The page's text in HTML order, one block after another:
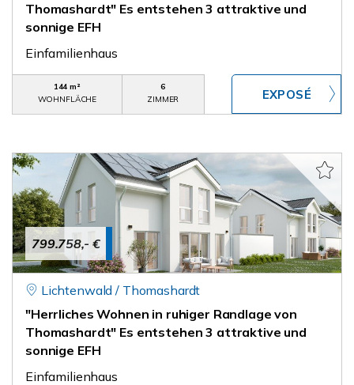
Thomashardt" Es entstehen 3 attraktive und
sonnige EFH
Einfamilienhaus
144 m²
WOHNFLÄCHE
6
ZIMMER
799.758,- €
Lichtenwald / Thomashardt
"Herrliches Wohnen in ruhiger Randlage von
Thomashardt" Es entstehen 3 attraktive und
sonnige EFH
Einfamilienhaus